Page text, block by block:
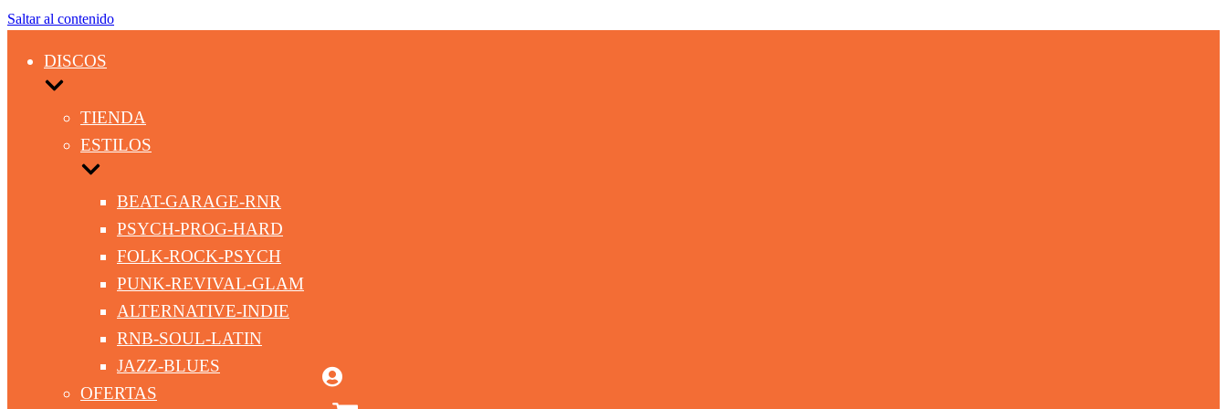
Saltar al contenido
DISCOS
TIENDA
ESTILOS
BEAT-GARAGE-RNR
PSYCH-PROG-HARD
FOLK-ROCK-PSYCH
PUNK-REVIVAL-GLAM
ALTERNATIVE-INDIE
RNB-SOUL-LATIN
JAZZ-BLUES
OFERTAS